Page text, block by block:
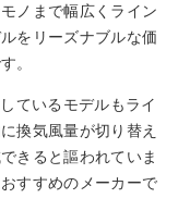
ノまで幅広くライン
をリーズナブルな価
。
ているモデルもライ
換気風量が切り替え
きると謳われていま
すすめのメーカーで